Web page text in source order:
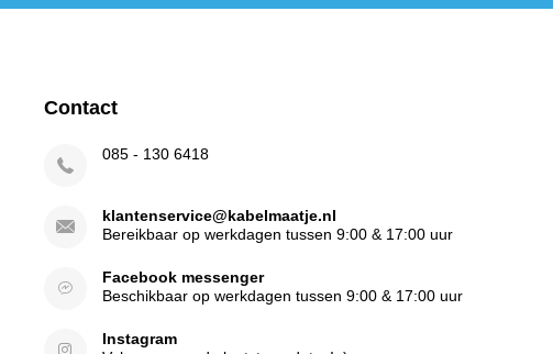
Contact
085 - 130 6418
klantenservice@kabelmaatje.nl
Bereikbaar op werkdagen tussen 9:00 & 17:00 uur
Facebook messenger
Beschikbaar op werkdagen tussen 9:00 & 17:00 uur
Instagram